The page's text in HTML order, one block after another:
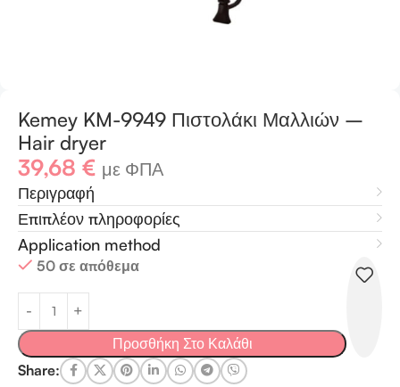
Kemey KM-9949 Πιστολάκι Μαλλιών –
Hair dryer
39,68 € με ΦΠΑ
Περιγραφή
Επιπλέον πληροφορίες
Application method
50 σε απόθεμα
Προσθήκη Στο Καλάθι
Share: